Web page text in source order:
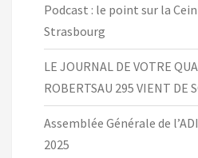
Podcast : le point sur la
Strasbourg
LE JOURNAL DE VOTRE
ROBERTSAU 295 VIENT DE
Assemblée Générale de
2025